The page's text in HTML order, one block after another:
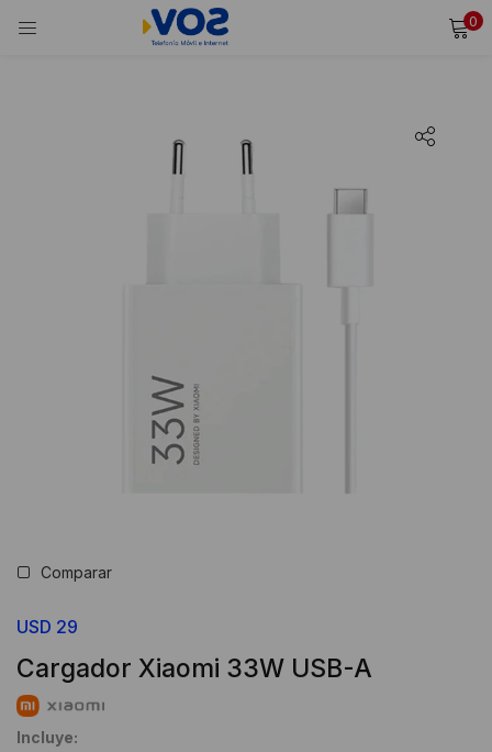
0
INICIAR SESIÓN
Comparar
Cargador Xiaomi 33W USB-A
USD 29
Incluye: